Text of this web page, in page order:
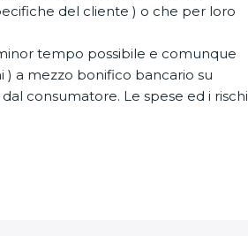
del cliente ) o che per loro
tempo possibile e comunque
) a mezzo bonifico bancario su
consumatore. Le spese ed i rischi